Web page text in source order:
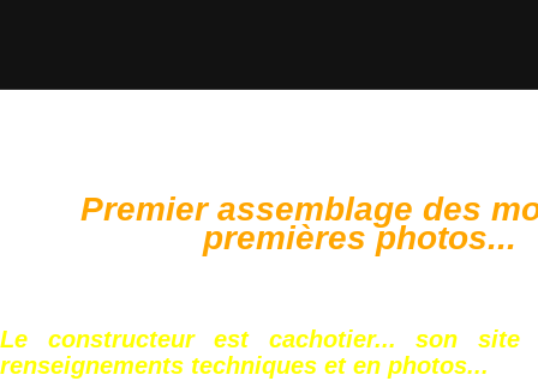
Premier assemblage des
premières photos...
Le constructeur est cachotier... son site
renseignements techniques et en photos...